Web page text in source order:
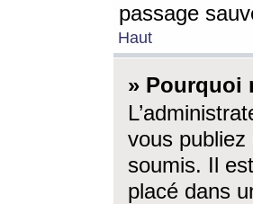
passage
Haut
» Pourquoi
vous publiez
soumis. Il
placé dans